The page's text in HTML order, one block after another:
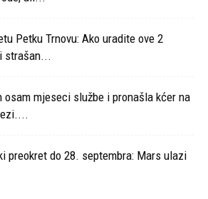
Petku Trnovu: Ako uradite ove 2
strašan...
osam mjeseci službe i pronašla kćer na
preokret do 28. septembra: Mars ulazi